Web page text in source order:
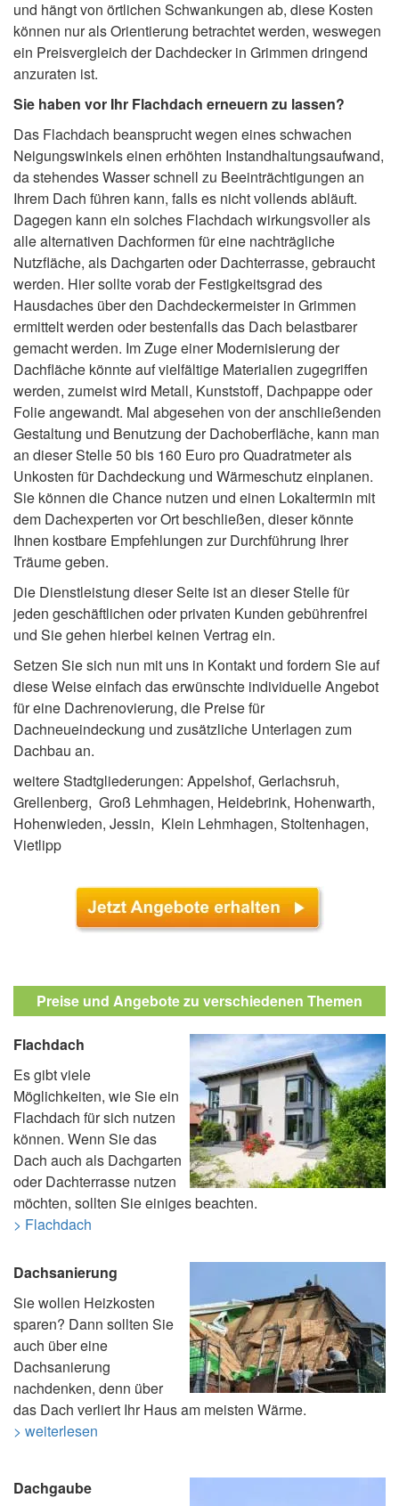
und hängt von örtlichen Schwankungen ab, diese Kosten
können nur als Orientierung betrachtet werden, weswegen
ein Preisvergleich der Dachdecker in Grimmen dringend
anzuraten ist.
Sie haben vor Ihr Flachdach erneuern zu lassen?
Das Flachdach beansprucht wegen eines schwachen
Neigungswinkels einen erhöhten Instandhaltungsaufwand,
da stehendes Wasser schnell zu Beeinträchtigungen an
Ihrem Dach führen kann, falls es nicht vollends abläuft.
Dagegen kann ein solches Flachdach wirkungsvoller als
alle alternativen Dachformen für eine nachträgliche
Nutzfläche, als Dachgarten oder Dachterrasse, gebraucht
werden. Hier sollte vorab der Festigkeitsgrad des
Hausdaches über den Dachdeckermeister in Grimmen
ermittelt werden oder bestenfalls das Dach belastbarer
gemacht werden. Im Zuge einer Modernisierung der
Dachfläche könnte auf vielfältige Materialien zugegriffen
werden, zumeist wird Metall, Kunststoff, Dachpappe oder
Folie angewandt. Mal abgesehen von der anschließenden
Gestaltung und Benutzung der Dachoberfläche, kann man
an dieser Stelle 50 bis 160 Euro pro Quadratmeter als
Unkosten für Dachdeckung und Wärmeschutz einplanen.
Sie können die Chance nutzen und einen Lokaltermin mit
dem Dachexperten vor Ort beschließen, dieser könnte
Ihnen kostbare Empfehlungen zur Durchführung Ihrer
Träume geben.
Die Dienstleistung dieser Seite ist an dieser Stelle für
jeden geschäftlichen oder privaten Kunden gebührenfrei
und Sie gehen hierbei keinen Vertrag ein.
Setzen Sie sich nun mit uns in Kontakt und fordern Sie auf
diese Weise einfach das erwünschte individuelle Angebot
für eine Dachrenovierung, die Preise für
Dachneueindeckung und zusätzliche Unterlagen zum
Dachbau an.
weitere Stadtgliederungen: Appelshof, Gerlachsruh,
Grellenberg, Groß Lehmhagen, Heidebrink, Hohenwarth,
Hohenwieden, Jessin, Klein Lehmhagen, Stoltenhagen,
Vietlipp
Preise und Angebote zu verschiedenen Themen
Flachdach
Es gibt viele
Möglichkeiten, wie Sie ein
Flachdach für sich nutzen
können. Wenn Sie das
Dach auch als Dachgarten
oder Dachterrasse nutzen
möchten, sollten Sie einiges beachten.
> Flachdach
Dachsanierung
Sie wollen Heizkosten
sparen? Dann sollten Sie
auch über eine
Dachsanierung
nachdenken, denn über
das Dach verliert Ihr Haus am meisten Wärme.
> weiterlesen
Dachgaube